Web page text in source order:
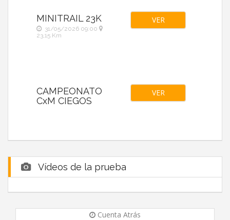
MINITRAIL 23K
31/05/2026 09:00
23,15 Km
VER
CAMPEONATO
CxM CIEGOS
VER
Vídeos de la prueba
Cuenta Atrás